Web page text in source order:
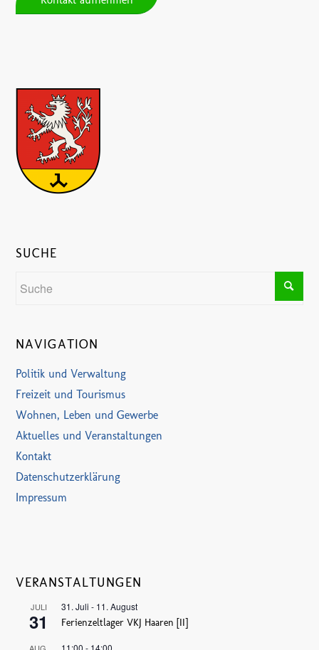
SUCHE
NAVIGATION
Politik und Verwaltung
Freizeit und Tourismus
Wohnen, Leben und Gewerbe
Aktuelles und Veranstaltungen
Kontakt
Datenschutzerklärung
Impressum
VERANSTALTUNGEN
JULI
31
31. Juli - 11. August
Ferienzeltlager VKJ Haaren [II]